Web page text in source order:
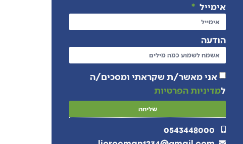
אימייל
הודעה
אני מאשר/ת שקראתי ומסכים/ה
למדיניות הפרטיות
שליחה
0543448000